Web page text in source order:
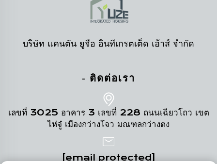
บริษัท แคนตัน ยูจือ อินทีเกรตเต็ด เฮ้าส์ จำกัด
- ติดต่อเรา
เลขที่ 3025 อาคาร 3 เลขที่ 228 ถนนเฉียวโถว เขต
ไห่จู๋ เมืองกว่างโจว มณฑลกว่างตง
[email protected]